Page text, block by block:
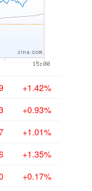
+1.42%
+0.93%
+1.01%
+1.35%
+0.17%